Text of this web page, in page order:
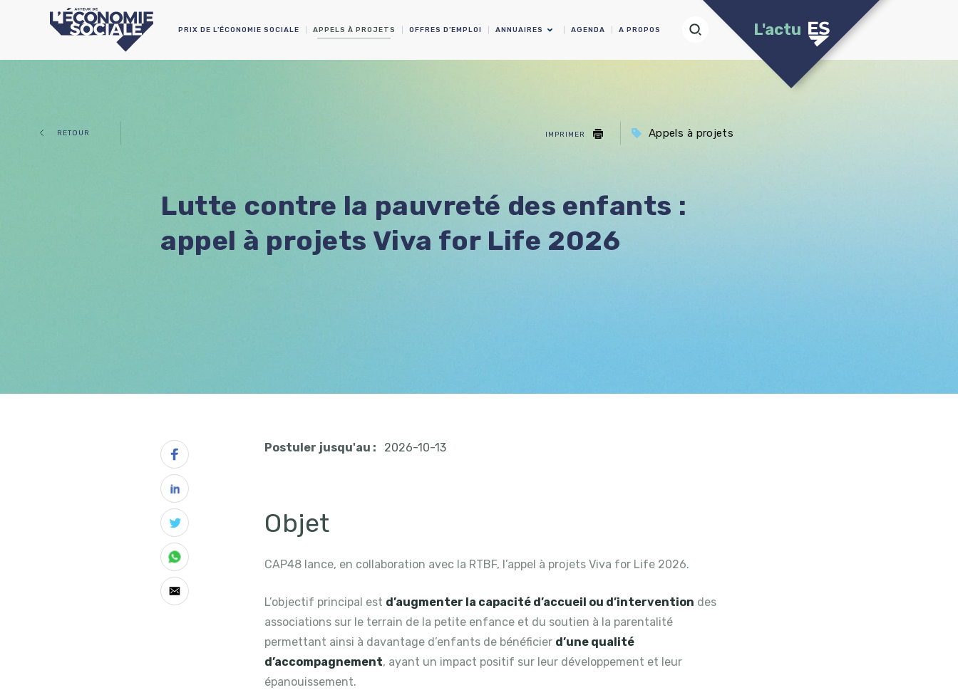
PRIX DE L’ÉCONOMIE SOCIALE APPELS À PROJETS OFFRES D’EMPLOI ANNUAIRES AGENDA A PROPOS L'actu
RETOUR IMPRIMER Appels à projets
Lutte contre la pauvreté des enfants :
appel à projets Viva for Life 2026
Postuler jusqu'au : 2026-10-13
Objet
CAP48 lance, en collaboration avec la RTBF, l’appel à projets Viva for Life 2026.
L’objectif principal est d’augmenter la capacité d’accueil ou d’intervention des
associations sur le terrain de la petite enfance et du soutien à la parentalité
permettant ainsi à davantage d’enfants de bénéficier d’une qualité
d’accompagnement, ayant un impact positif sur leur développement et leur
épanouissement.